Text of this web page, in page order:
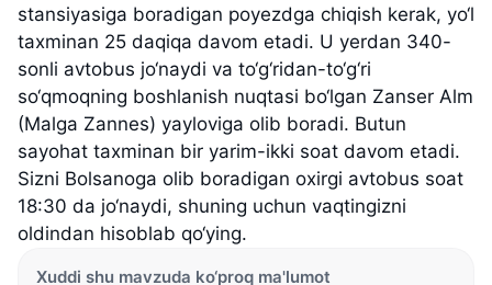
stansiyasiga boradigan poyezdga chiqish kerak, yo‘l
taxminan 25 daqiqa davom etadi. U yerdan 340-
sonli avtobus jo‘naydi va to‘g‘ridan-to‘g‘ri
so‘qmoqning boshlanish nuqtasi bo‘lgan Zanser Alm
(Malga Zannes) yayloviga olib boradi. Butun
sayohat taxminan bir yarim-ikki soat davom etadi.
Sizni Bolsanoga olib boradigan oxirgi avtobus soat
18:30 da jo‘naydi, shuning uchun vaqtingizni
oldindan hisoblab qo‘ying.
Xuddi shu mavzuda ko‘proq ma'lumot